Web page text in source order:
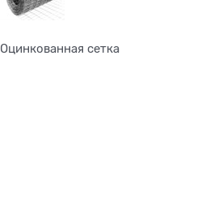
Оцинкованная сетка